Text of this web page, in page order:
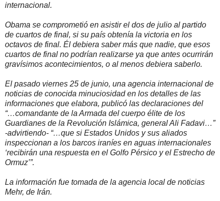
internacional.
Obama se comprometió en asistir el dos de julio al partido
de cuartos de final, si su país obtenía la victoria en los
octavos de final. Él debiera saber más que nadie, que esos
cuartos de final no podrían realizarse ya que antes ocurrirán
gravísimos acontecimientos, o al menos debiera saberlo.
El pasado viernes 25 de junio, una agencia internacional de
noticias de conocida minuciosidad en los detalles de las
informaciones que elabora, publicó las declaraciones del
“…comandante de la Armada del cuerpo élite de los
Guardianes de la Revolución Islámica, general Ali Fadavi…”
-advirtiendo­- “…que si Estados Unidos y sus aliados
inspeccionan a los barcos iraníes en aguas internacionales
‘recibirán una respuesta en el Golfo Pérsico y el Estrecho de
Ormuz’”.
La información fue tomada de la agencia local de noticias
Mehr, de Irán.